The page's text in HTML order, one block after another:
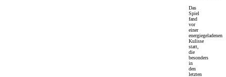
Das
Spiel
fand
vor
einer
energiegeladenen
Kulisse
statt,
die
besonders
in
den
letzten